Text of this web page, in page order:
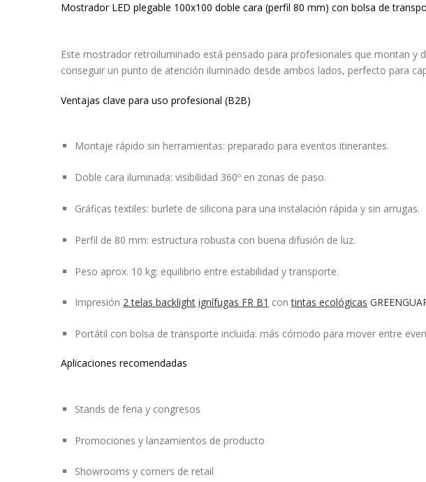
Mostrador LED plegable 100x100 doble cara (perfil 80 mm) con bolsa de
Este mostrador retroiluminado está pensado para profesionales que montan
conseguir un punto de atención iluminado desde ambos lados, perfecto para
Ventajas clave para uso profesional (B2B)
Montaje rápido sin herramientas: preparado para eventos itinerantes.
Doble cara iluminada: visibilidad 360º en zonas de paso.
Gráficas textiles: burlete de silicona para una instalación rápida y sin arrugas.
Perfil de 80 mm: estructura robusta con buena difusión de luz.
Peso aprox. 10 kg: equilibrio entre estabilidad y transporte.
Impresión 2 telas backlight ignífugas FR B1 contintas ecológicas
Portátil con bolsa de transporte incluida: más cómodo para mover entre
Aplicaciones recomendadas
Stands de feria y congresos
Promociones y lanzamientos de producto
Showrooms y corners de retail